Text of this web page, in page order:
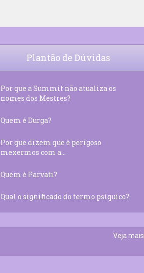
Plantão de Dúvidas
Por que a Summit não atualiza os
nomes dos Mestres?
Quem é Durga?
Por que dizem que é perigoso
mexermos com a...
Quem é Parvati?
Qual o significado do termo psíquico?
Veja mais